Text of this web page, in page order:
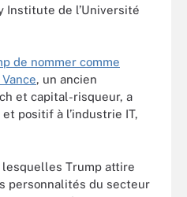
Institute de l’Université
de nommer comme
, un ancien
et capital-risqueur, a
positif à l’industrie IT,
lesquelles Trump attire
personnalités du secteur